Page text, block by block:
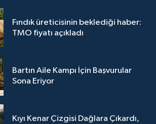
Fındık üreticisinin beklediği haber:
TMO fiyatı açıkladı
Bartın Aile Kampı İçin Başvurular
Sona Eriyor
Kıyı Kenar Çizgisi Dağlara Çıkardı,